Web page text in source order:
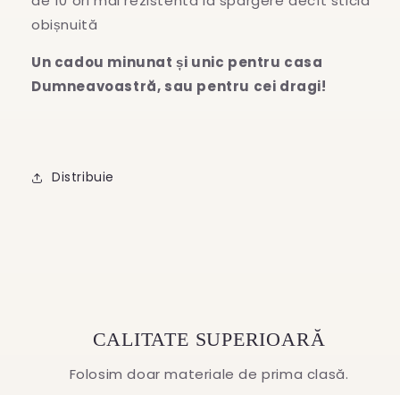
obișnuită
Un cadou minunat și unic pentru casa
Dumneavoastră, sau pentru cei dragi!
Distribuie
CALITATE SUPERIOARĂ
Folosim doar materiale de prima clasă.